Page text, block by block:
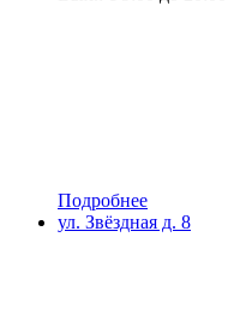
Подробнее
ул. Звёздная д. 8